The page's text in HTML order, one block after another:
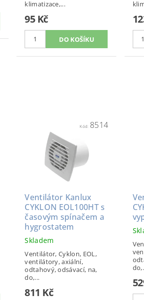
klimatizace,...
95 Kč
Kód: 8514
Ventilátor Kanlux
CYKLON EOL100HT s
časovým spínačem a
hygrostatem
Skladem
Ventilátor, Cyklon, EOL,
ventilátory, axiální,
odtahový, odsávací, na,
do,...
811 Kč